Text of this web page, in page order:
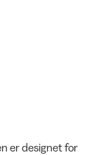
er designet for